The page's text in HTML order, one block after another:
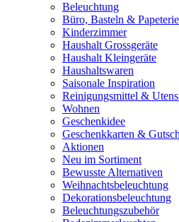
Beleuchtung
Büro, Basteln & Papeterie
Kinderzimmer
Haushalt Grossgeräte
Haushalt Kleingeräte
Haushaltswaren
Saisonale Inspiration
Reinigungsmittel &
Wohnen
Geschenkidee
Geschenkkarten &
Aktionen
Neu im Sortiment
Bewusste Alternativen
Weihnachtsbeleuchtung
Dekorationsbeleuchtung
Beleuchtungszubehör